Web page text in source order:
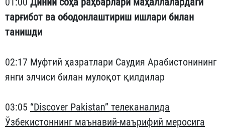
тарғибот ва ободонлаштириш ишлари билан
танишди
02:17 Муфтий ҳазратлари Саудия Арабистонининг
янги элчиси билан мулоқот қилдилар
03:05 “Discover Pakistan” телеканалида
Ўзбекистоннинг маънавий-маърифий меросига